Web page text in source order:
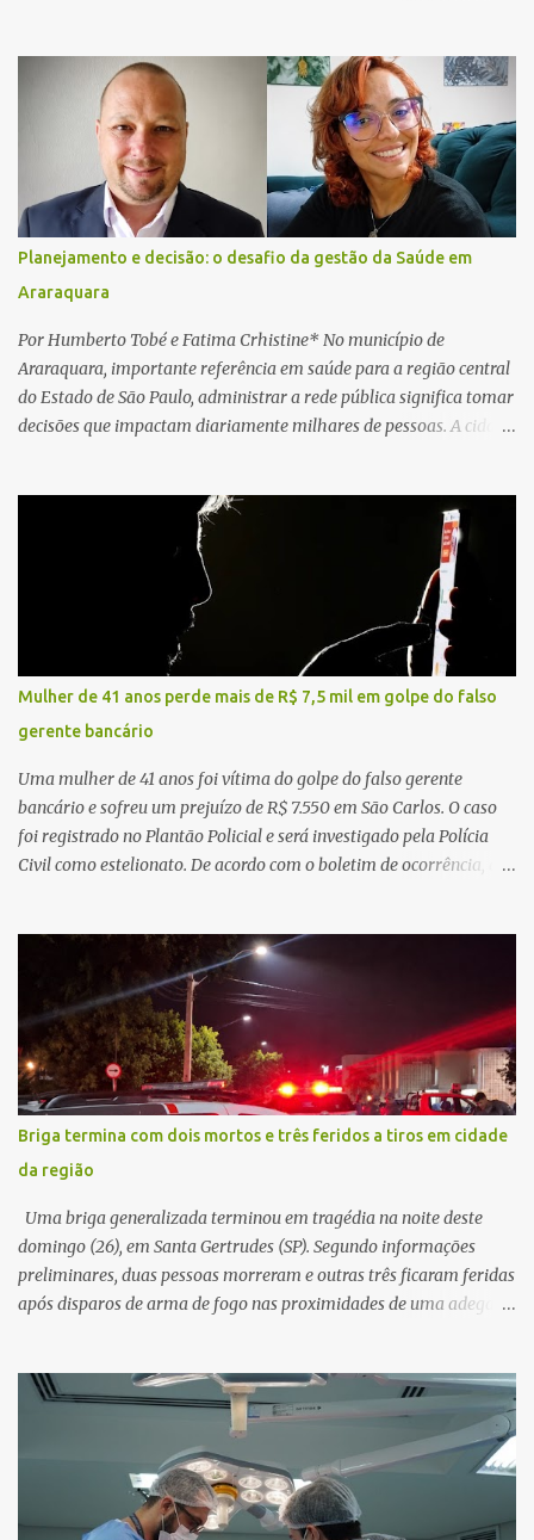
relatos de que havia um condutor inconsciente dentro de um
caminhão. Equipes de resgate foram rapidamente deslocadas ao
local e encontraram a vítima em parada cardiorrespiratória. Os
socorristas iniciaram imediatamente as manobras de reanimação
cardiopulmonar (RCP), porém, apesar de todos os esforços, o
motorista não respondeu aos procedimentos. Às 17h03, médicos
da Unidade de Suporte Avançado constataram o óbito da vítima.
Fonte: São Carlos Agora
Planejamento e decisão: o desafio da gestão da Saúde em
Araraquara
Por Humberto Tobé e Fatima Crhistine* No município de
Araraquara, importante referência em saúde para a região central
do Estado de São Paulo, administrar a rede pública significa tomar
decisões que impactam diariamente milhares de pessoas. A cidade
município, mas também de diversas cidades do entorno,
ampliando significativamente a responsabilidade da gestão sobre
o Sistema Único de Saúde (SUS). Nos últimos anos, o Governo
Federal tem ampliado investimentos destinados ao fortalecimento
da atenção básica, da infraestrutura hospitalar e da
regionalização dos serviços de saúde. Entretanto, em um cenário
de demandas crescentes e recursos necessariamente limitados, a
principal missão da gestão pública não é apenas investir mais,
mas decidir melhor onde investir para produzir o maior benefício
possível à população. Essa reflexão encontra respaldo tanto na
teoria da admini...
Mulher de 41 anos perde mais de R$ 7,5 mil em golpe do falso
gerente bancário
Uma mulher de 41 anos foi vítima do golpe do falso gerente
bancário e sofreu um prejuízo de R$ 7.550 em São Carlos. O caso
foi registrado no Plantão Policial e será investigado pela Polícia
Civil como estelionato. De acordo com o boletim de ocorrência, a
suspeito alegou que seria necessário atualizar o cadastro da conta
e passou a orientar a vítima sobre os procedimentos que deveriam
ser realizados. Dias depois, o golpista enviou um documento em
PDF simulando uma comunicação oficial da instituição financeira.
Na sequência, entrou em contato por telefone e encaminhou um
link, orientando a vítima a acessá-lo pelo computador para
concluir a suposta atualização cadastral. Após realizar o
procedimento, a conta bancária ficou bloqueada por algumas
horas. Sem conseguir acessar o sistema, a vítima tentou
novamente contato com o suposto gerente, mas não obteve
resposta. Na segunda-fe...
Briga termina com dois mortos e três feridos a tiros em cidade
da região
Uma briga generalizada terminou em tragédia na noite deste
domingo (26), em Santa Gertrudes (SP). Segundo informações
preliminares, duas pessoas morreram e outras três ficaram feridas
após disparos de arma de fogo nas proximidades de uma adega. O
começado dentro do estabelecimento e se estendido para a área
externa, quando dois homens armados passaram a efetuar
diversos disparos. Duas vítimas morreram ainda no local. Outras
três pessoas foram baleadas e socorridas. Até o momento, não
foram divulgadas informações oficiais sobre o estado de saúde dos
feridos. Equipes da Polícia Militar de Santa Gertrudes atenderam a